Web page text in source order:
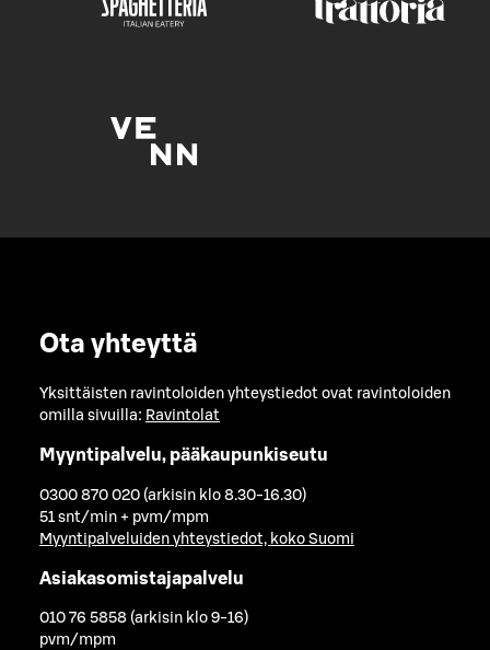
Ota yhteyttä
Yksittäisten ravintoloiden yhteystiedot ovat ravintoloiden
omilla sivuilla: Ravintolat
Myyntipalvelu, pääkaupunkiseutu
0300 870 020 (arkisin klo 8.30-16.30)
51 snt/min + pvm/mpm
Myyntipalveluiden yhteystiedot, koko Suomi
Asiakasomistajapalvelu
010 76 5858 (arkisin klo 9-16)
pvm/mpm